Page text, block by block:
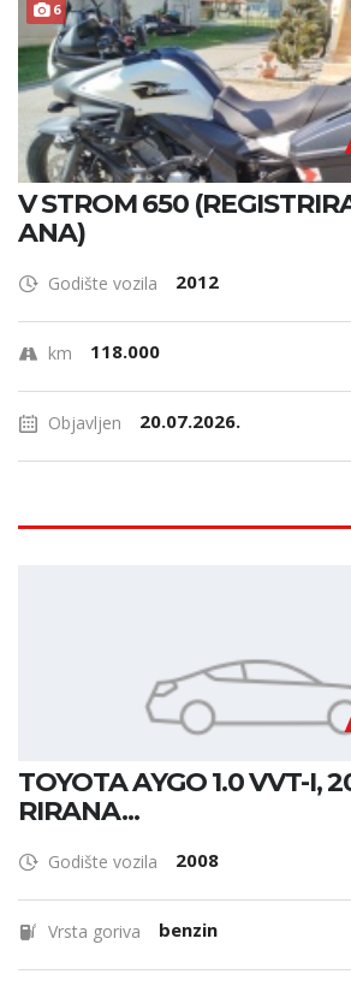
6
V STROM 650
ANA)
Godište vozila 2012
km 118.000
Objavljen 20.07.2026.
TOYOTA AYGO 1.0 VVT-I,
RIRANA...
Godište vozila 2008
Vrsta goriva benzin